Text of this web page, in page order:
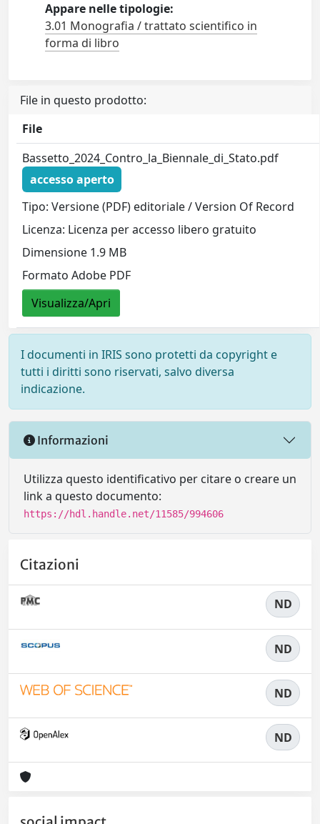
Appare nelle tipologie:
3.01 Monografia / trattato scientifico in
forma di libro
File in questo prodotto:
File
Bassetto_2024_Contro_la_Biennale_di_Stato.pdf
accesso aperto
Tipo: Versione (PDF) editoriale / Version Of Record
Licenza: Licenza per accesso libero gratuito
Dimensione 1.9 MB
Formato Adobe PDF
Visualizza/Apri
I documenti in IRIS sono protetti da copyright e
tutti i diritti sono riservati, salvo diversa
indicazione.
Informazioni
Utilizza questo identificativo per citare o creare un
link a questo documento:
https://hdl.handle.net/11585/994606
Citazioni
ND
ND
ND
ND